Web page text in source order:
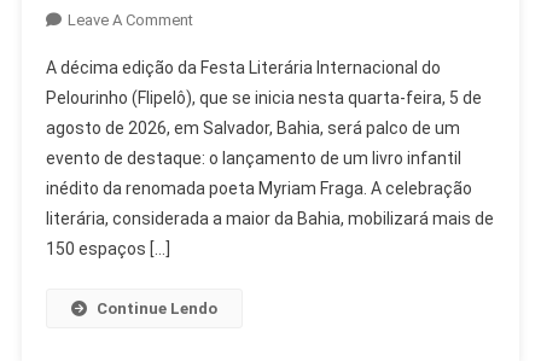
Leave A CommentOn
Infantil
Inédito
De
Myriam
Fraga
Lançado
A décima edição da Festa Literária Internacional do
Pelourinho (Flipelô), que se inicia nesta quarta-feira, 5 de
agosto de 2026, em Salvador, Bahia, será palco de um
evento de destaque: o lançamento de um livro infantil
inédito da renomada poeta Myriam Fraga. A celebração
literária, considerada a maior da Bahia, mobilizará mais de
150 espaços […]
Continue Lendo